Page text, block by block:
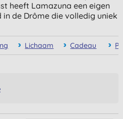
heeft Lamazuna een eigen
in de Drôme die volledig uniek
Lichaam Cadeau